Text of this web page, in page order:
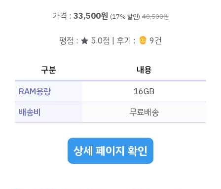
가격 : 33,500원 (17% 할인) 40,500원
평점 : ★ 5.0점 | 후기 : 9건
구분
내용
RAM용량
16GB
배송비
무료배송
상세 페이지 확인